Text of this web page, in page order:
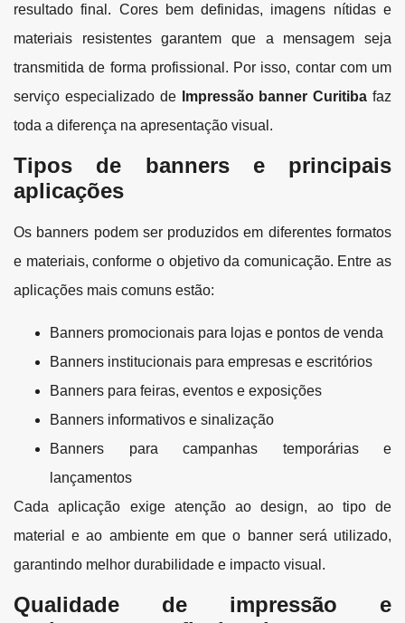
resultado final. Cores bem definidas, imagens nítidas e
materiais resistentes garantem que a mensagem seja
transmitida de forma profissional. Por isso, contar com um
serviço especializado de
Impressão banner Curitiba faz
toda a diferença na apresentação visual.
Tipos de banners e principais
aplicações
Os banners podem ser produzidos em diferentes formatos
e materiais, conforme o objetivo da comunicação. Entre as
aplicações mais comuns estão:
Banners promocionais para lojas e pontos de venda
Banners institucionais para empresas e escritórios
Banners para feiras, eventos e exposições
Banners informativos e sinalização
Banners para campanhas temporárias e
lançamentos
Cada aplicação exige atenção ao design, ao tipo de
material e ao ambiente em que o banner será utilizado,
garantindo melhor durabilidade e impacto visual.
Qualidade de impressão e